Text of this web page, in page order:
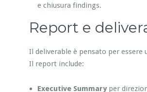
e chiusura findings.
Report e
Il deliverable è pensato per essere
Il report include:
Executive Summaryper